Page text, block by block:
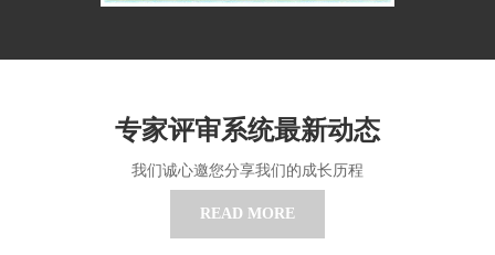
专家评审系统最新动态
我们诚心邀您分享我们的成长历程
READ MORE